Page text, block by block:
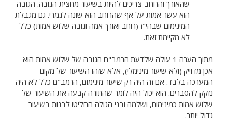
שהאורך והרוחב צריכים להיות בשיעור מחצית הגובה. הגובה
הוא עשר אמות על אף שהרוחב הוא שונה לגמרי. גם מגבלת
המינימום שבהי"ז (רוחב ואורך אמה וגובה שלוש אמות) כלל
לא מקיימת זאת.
מתוך הערה 1 עולה שלדעת הרמב"ם הגובה של שלוש אמות הוא
אכן מדוייק (ולא שיעור מינימלי), אלא שזהו השיעור של מקום
המערכה בלבד. אם זה היה רק שיעור מינימום, הרמב"ם כלל לא היה
נזקק להסברים. הוא יכול היה לומר שהתורה קבעה את השיעור של
שלוש אמות כמינימום, ושלמה ובני הגולה החליטו לבנות בשיעור
גדול יותר.